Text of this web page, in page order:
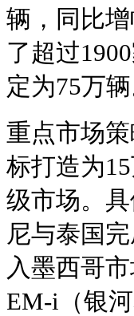
辆，同比
了超过
定为75万辆
重点市场
标打造为
级市场。
尼与泰国
入墨西哥
EM-i（银